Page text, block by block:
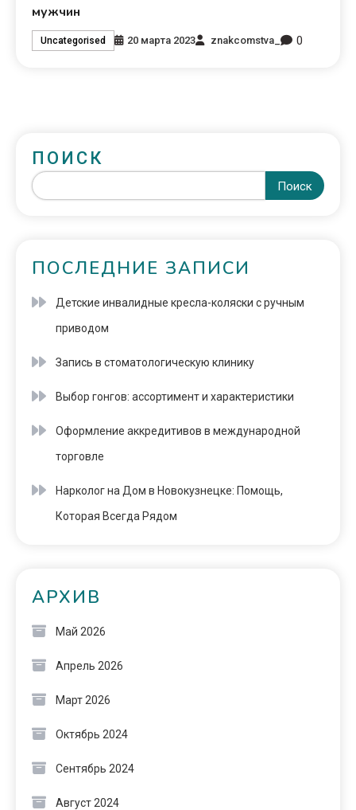
мужчин
Uncategorised 20 марта 2023 znakcomstva_ 0
ПОИСК
Поиск
ПОСЛЕДНИЕ ЗАПИСИ
Детские инвалидные кресла-коляски с ручным
приводом
Запись в стоматологическую клинику
Выбор гонгов: ассортимент и характеристики
Оформление аккредитивов в международной
торговле
Нарколог на Дом в Новокузнецке: Помощь,
Которая Всегда Рядом
АРХИВ
Май 2026
Апрель 2026
Март 2026
Октябрь 2024
Сентябрь 2024
Август 2024